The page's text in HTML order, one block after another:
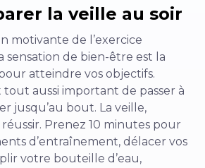
la veille au soir
motivante de l’exercice
sensation de bien-être est la
atteindre vos objectifs.
tout aussi important de passer à
jusqu’au bout. La veille,
Prenez 10 minutes pour
d’entraînement, délacer vos
votre bouteille d’eau,